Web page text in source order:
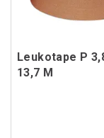
Leukotape P
13,7 M